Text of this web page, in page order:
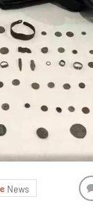
News